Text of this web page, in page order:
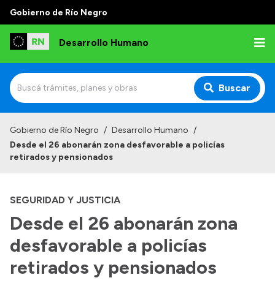
Gobierno de Río Negro
Desarrollo Humano
Buscar
Institucional
Autoridades
Delegaciones
Normativa
Gobierno de Río Negro / Desarrollo Humano /
Desde el 26 abonarán zona desfavorable a policías
retirados y pensionados
SEGURIDAD Y JUSTICIA
Desde el 26 abonarán zona
desfavorable a policías
retirados y pensionados